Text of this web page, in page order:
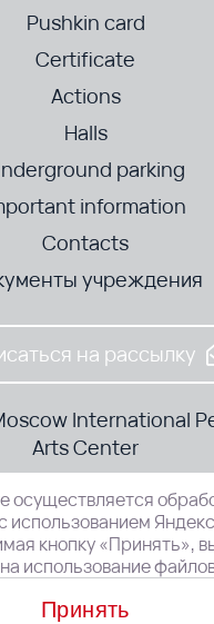
Pushkin card
Certificate
Actions
Halls
parking
information
Contacts
учреждения
на рассылку
International
Arts Center
nab., Moscow,
осуществляется
использованием Яндекс
кнопку «Принять»,
использование
Принять